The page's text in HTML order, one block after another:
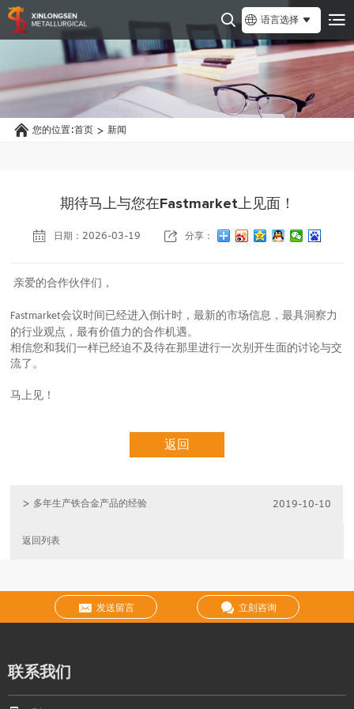
语言选择
您的位置:首页 >新闻
期待马上与您在Fastmarket上见面！
日期：2026-03-19 分享：
亲爱的合作伙伴们，
Fastmarket会议时间已经进入倒计时，最新的市场信息，最具洞察力
的行业观点，最有价值力的合作机遇。
相信您和我们一样已经迫不及待在那里进行一次别开生面的讨论与交
流了。
马上见！
返回
> 多年生产铁合金产品的经验 2019-10-10
返回列表
发送留言 立刻咨询
联系我们